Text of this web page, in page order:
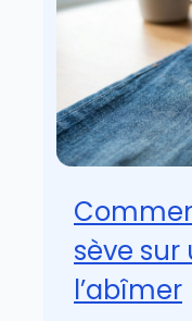
sève sur
l’abîmer